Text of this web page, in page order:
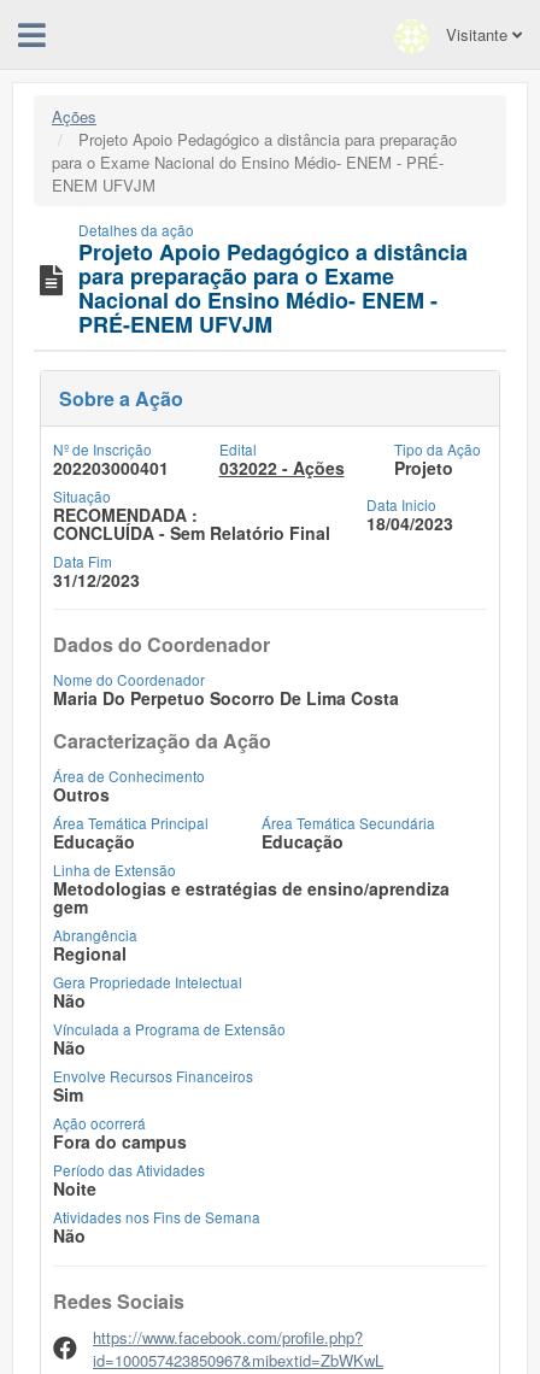
Visitante
Ações
Projeto Apoio Pedagógico a distância para preparação
para o Exame Nacional do Ensino Médio- ENEM - PRÉ-
ENEM UFVJM
Detalhes da ação
Projeto Apoio Pedagógico a distância
para preparação para o Exame
Nacional do Ensino Médio- ENEM -
PRÉ-ENEM UFVJM
Sobre a Ação
Nº de Inscrição
202203000401
Edital
032022 - Ações
Tipo da Ação
Projeto
Situação
RECOMENDADA :
CONCLUÍDA - Sem Relatório Final
Data Inicio
18/04/2023
Data Fim
31/12/2023
Dados do Coordenador
Nome do Coordenador
Maria Do Perpetuo Socorro De Lima Costa
Caracterização da Ação
Área de Conhecimento
Outros
Área Temática Principal
Educação
Área Temática Secundária
Educação
Linha de Extensão
Metodologias e estratégias de ensino/aprendiza
gem
Abrangência
Regional
Gera Propriedade Intelectual
Não
Vínculada a Programa de Extensão
Não
Envolve Recursos Financeiros
Sim
Ação ocorrerá
Fora do campus
Período das Atividades
Noite
Atividades nos Fins de Semana
Não
Redes Sociais
https://www.facebook.com/profile.php?
id=100057423850967&mibextid=ZbWKwL